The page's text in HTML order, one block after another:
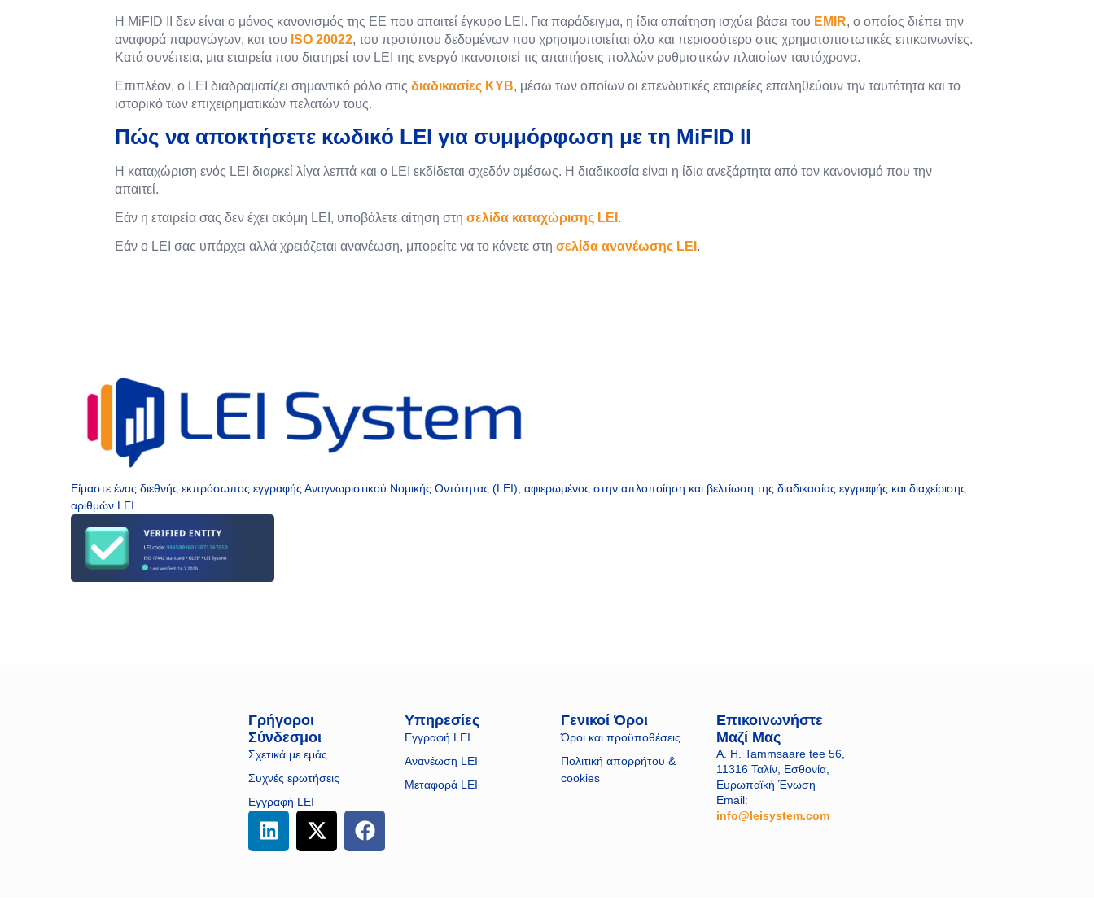
Η MiFID II δεν είναι ο μόνος κανονισμός της ΕΕ που απαιτεί έγκυρο LEI. Για παράδειγμα, η ίδια απαίτηση ισχύει βάσει του EMIR, ο οποίος διέπει την
αναφορά παραγώγων, και του ISO 20022, του προτύπου δεδομένων που χρησιμοποιείται όλο και περισσότερο στις χρηματοπιστωτικές επικοινωνίες.
Κατά συνέπεια, μια εταιρεία που διατηρεί τον LEI της ενεργό ικανοποιεί τις απαιτήσεις πολλών ρυθμιστικών πλαισίων ταυτόχρονα.
Επιπλέον, ο LEI διαδραματίζει σημαντικό ρόλο στιςδιαδικασίες KYB, μέσω των οποίων οι επενδυτικές εταιρείες επαληθεύουν την ταυτότητα και το
ιστορικό των επιχειρηματικών πελατών τους.
Πώς να αποκτήσετε κωδικό LEI για συμμόρφωση με τη MiFID II
Η καταχώριση ενός LEI διαρκεί λίγα λεπτά και ο LEI εκδίδεται σχεδόν αμέσως. Η διαδικασία είναι η ίδια ανεξάρτητα από τον κανονισμό που την
απαιτεί.
Εάν η εταιρεία σας δεν έχει ακόμη LEI, υποβάλετε αίτηση στησελίδα καταχώρισης LEI .
Εάν ο LEI σας υπάρχει αλλά χρειάζεται ανανέωση, μπορείτε να το κάνετε στησελίδα ανανέωσης LEI .
Είμαστε ένας διεθνής εκπρόσωπος εγγραφής Αναγνωριστικού Νομικής Οντότητας (LEI), αφιερωμένος στην απλοποίηση και βελτίωση της διαδικασίας εγγραφής και διαχείρισης
αριθμών LEI.
Γρήγοροι
Σύνδεσμοι
Σχετικά με εμάς
Συχνές ερωτήσεις
Εγγραφή LEI
Υπηρεσίες
Εγγραφή LEI
Ανανέωση LEI
Μεταφορά LEI
Γενικοί Όροι
Όροι και προϋποθέσεις
Πολιτική απορρήτου &
cookies
Επικοινωνήστε
Μαζί Μας
A. H. Tammsaare tee 56,
11316 Ταλίν, Εσθονία,
Ευρωπαϊκή Ένωση
Email:
info@leisystem.com